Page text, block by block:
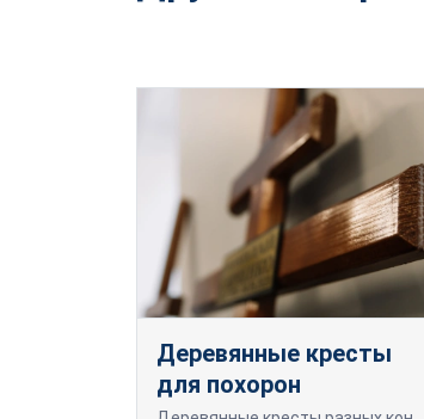
Деревянные кресты
для похорон